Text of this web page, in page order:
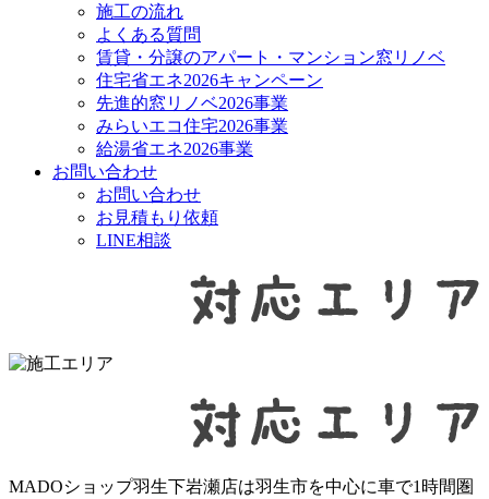
施工の流れ
よくある質問
賃貸・分譲のアパート・マンション窓リノベ
住宅省エネ2026キャンペーン
先進的窓リノベ2026事業
みらいエコ住宅2026事業
給湯省エネ2026事業
お問い合わせ
お問い合わせ
お見積もり依頼
LINE相談
MADOショップ羽生下岩瀬店は羽生市を中心に車で1時間圏